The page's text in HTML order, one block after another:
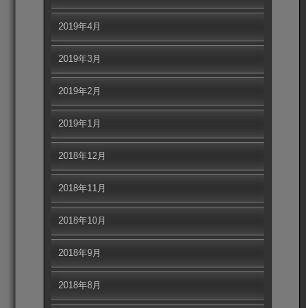
2019年4月
2019年3月
2019年2月
2019年1月
2018年12月
2018年11月
2018年10月
2018年9月
2018年8月